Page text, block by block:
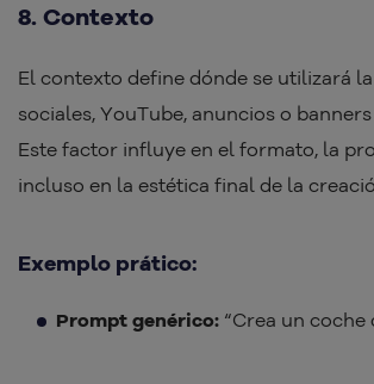
8. Contexto
El contexto define dónde se utilizará
sociales, YouTube, anuncios o
Este factor influye en el formato, la
incluso en la estética final de la
Exemplo prático:
Prompt genérico: “Crea un coche